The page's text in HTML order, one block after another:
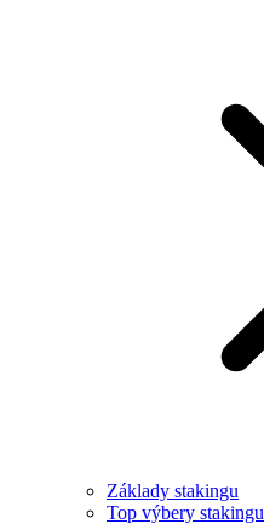
Základy stakingu
Top výbery stakingu